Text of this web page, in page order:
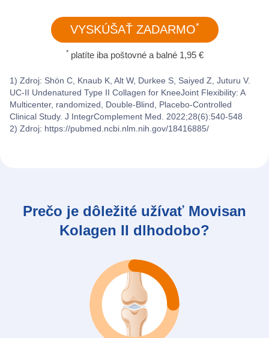
VYSKÚŠAŤ ZADARMO*
*platíte iba poštovné a balné 1,95 €
1) Zdroj: Shön C, Knaub K, Alt W, Durkee S, Saiyed Z, Juturu V.
UC-II Undenatured Type II Collagen for KneeJoint Flexibility: A
Multicenter, randomized, Double-Blind, Placebo-Controlled
Clinical Study. J IntegrComplement Med. 2022;28(6):540-548
2) Zdroj: https://pubmed.ncbi.nlm.nih.gov/18416885/
Prečo je dôležité užívať Movisan
Kolagen II dlhodobo?